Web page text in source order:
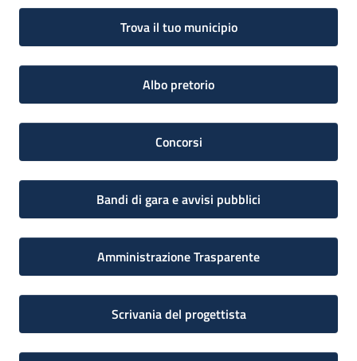
Trova il tuo municipio
Albo pretorio
Concorsi
Bandi di gara e avvisi pubblici
Amministrazione Trasparente
Scrivania del progettista